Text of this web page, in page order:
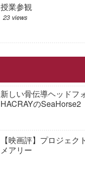
授業参観
23 views
新しい骨伝導ヘッドフ
HACRAYのSeaHorse2
【映画評】プロジェク
メアリー